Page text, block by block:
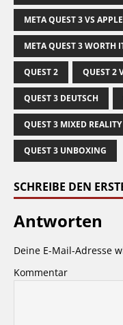
META QUEST 3 VS
META QUEST 3 WORTH
QUEST 2 QUEST 2
QUEST 3 DEUTSCH
QUEST 3 MIXED REALITY
QUEST 3 UNBOXING
SCHREIBE DEN
Antworten
Deine E-Mail-Adresse
Kommentar